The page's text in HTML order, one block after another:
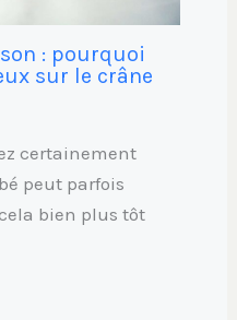
: pourquoi
sur le crâne
certainement
peut parfois
bien plus tôt